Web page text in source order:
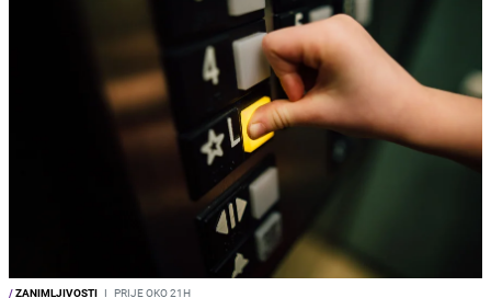
/ZANIMLJIVOSTI I PRIJE OKO 21H